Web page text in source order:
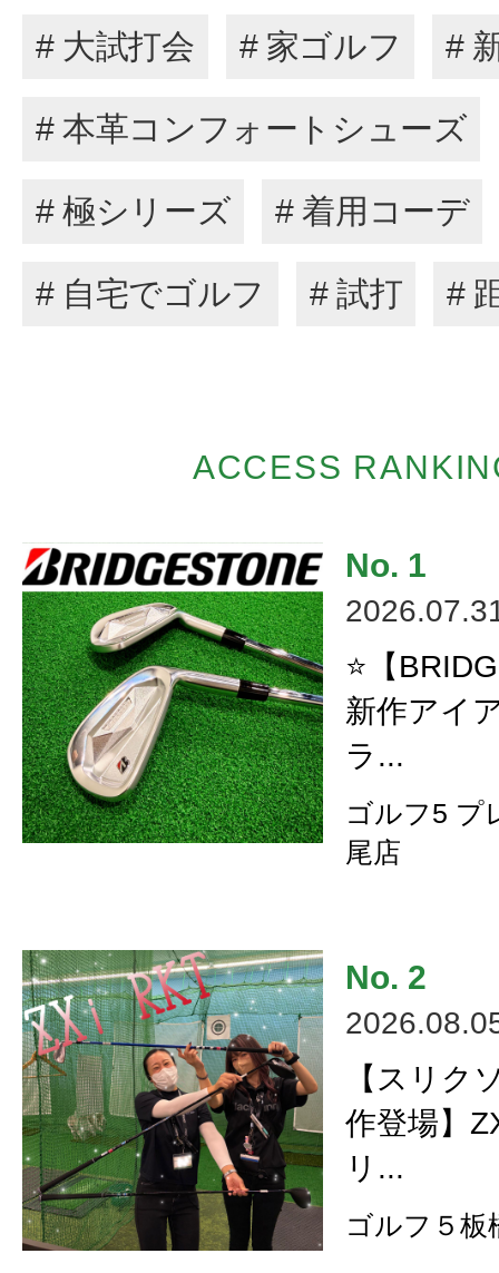
# 大試打会 # 家ゴルフ #
# 本革コンフォートシューズ
# 極シリーズ # 着用コーデ
# 自宅でゴルフ # 試打 #
ACCESS
⭐【
新作アイ
ラ...
ゴルフ5 プ
尾店
【スリク
作登場】
リ...
ゴルフ５板